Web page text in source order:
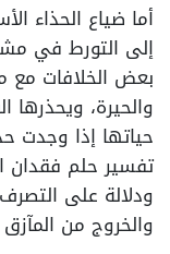
أما ضياع الحذاء
إلى التورط في
بعض الخلافات مع
والحيرة،
حياتها إذا وجدت
تفسير حلم فقدان
ودلالة على
والخروج من